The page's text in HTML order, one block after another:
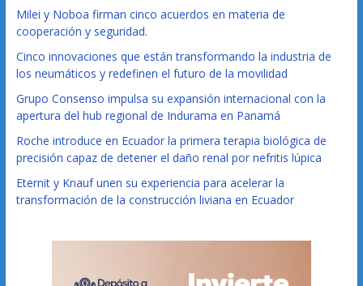
Milei y Noboa firman cinco acuerdos en materia de
cooperación y seguridad.
Cinco innovaciones que están transformando la industria de
los neumáticos y redefinen el futuro de la movilidad
Grupo Consenso impulsa su expansión internacional con la
apertura del hub regional de Indurama en Panamá
Roche introduce en Ecuador la primera terapia biológica de
precisión capaz de detener el daño renal por nefritis lúpica
Eternit y Knauf unen su experiencia para acelerar la
transformación de la construcción liviana en Ecuador